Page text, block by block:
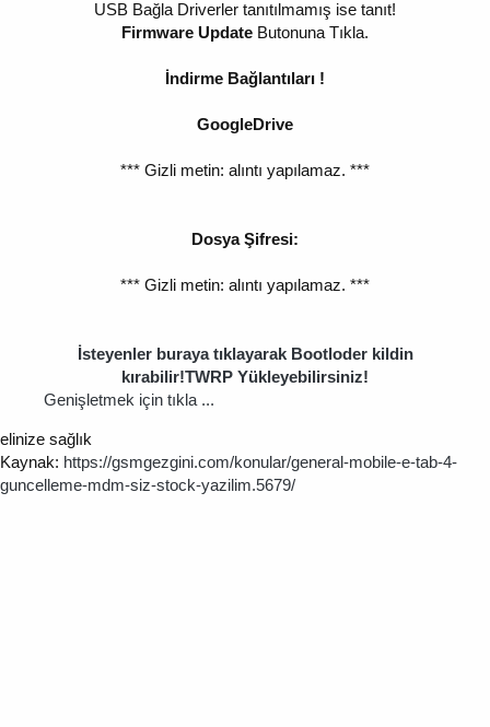
USB Bağla Driverler tanıtılmamış ise tanıt!
Firmware Update Butonuna Tıkla.
İndirme Bağlantıları !
GoogleDrive
*** Gizli metin: alıntı yapılamaz. ***
Dosya Şifresi:
*** Gizli metin: alıntı yapılamaz. ***
İsteyenler buraya tıklayarak Bootloder kildin
kırabilir!TWRP Yükleyebilirsiniz!
Genişletmek için tıkla ...
elinize sağlık
Kaynak: https://gsmgezgini.com/konular/general-mobile-e-tab-4-
guncelleme-mdm-siz-stock-yazilim.5679/